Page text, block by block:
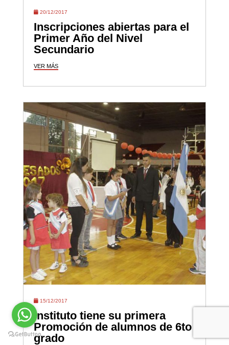
20/12/2017
Inscripciones abiertas para el
Primer Año del Nivel
Secundario
VER MÁS
15/12/2017
Instituto tiene su primera
Promoción de alumnos de 6to
grado